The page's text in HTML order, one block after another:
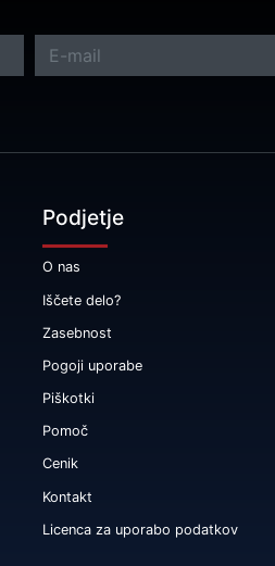
Podjetje
O nas
Iščete delo?
Zasebnost
Pogoji uporabe
Piškotki
Pomoč
Cenik
Kontakt
Licenca za uporabo podatkov